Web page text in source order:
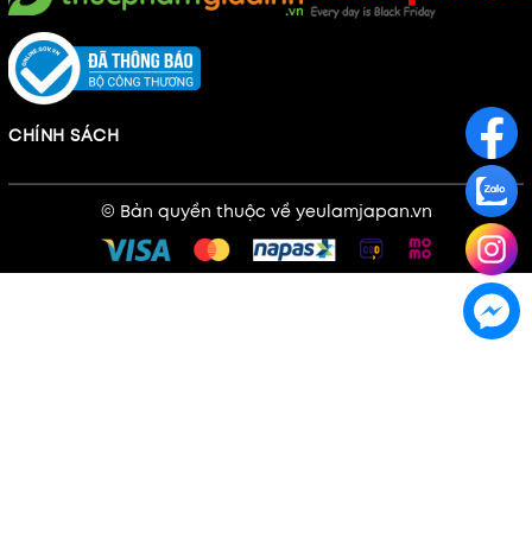
CHÍNH SÁCH
© Bản quyền thuộc về yeulamjapan.vn